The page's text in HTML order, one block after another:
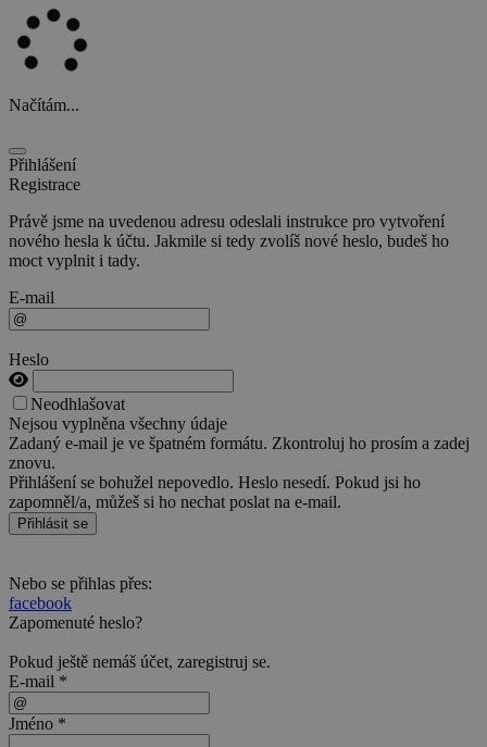
Načítám...
Přihlášení
Registrace
Právě jsme na uvedenou adresu odeslali instrukce pro vytvoření
nového hesla k účtu. Jakmile si tedy zvolíš nové heslo, budeš ho
moct vyplnit i tady.
E-mail
Heslo
Neodhlašovat
Nejsou vyplněna všechny údaje
Zadaný e-mail je ve špatném formátu. Zkontroluj ho prosím a zadej
znovu.
Přihlášení se bohužel nepovedlo. Heslo nesedí. Pokud jsi ho
zapomněl/a, můžeš si ho nechat poslat na e-mail.
Přihlásit se
Nebo se přihlas přes:
facebook
Zapomenuté heslo?
Pokud ještě nemáš účet, zaregistruj se.
E-mail *
Jméno *